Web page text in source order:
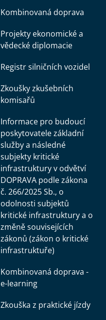
Kombinovaná doprava
Projekty ekonomické a
vědecké diplomacie
Registr silničních vozidel
Zkoušky zkušebních
komisařů
Informace pro budoucí
poskytovatele základní
služby a následné
subjekty kritické
infrastruktury v odvětví
DOPRAVA podle zákona
č. 266/2025 Sb., o
odolnosti subjektů
kritické infrastruktury a o
změně souvisejících
zákonů (zákon o kritické
infrastruktuře)
Kombinovaná doprava -
e-learning
Zkouška z praktické jízdy